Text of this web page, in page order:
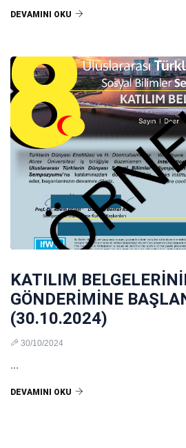
DEVAMINI OKU
KATILIM
GÖNDERİMİNE
(30.10.2024)
30/10/2024
...
DEVAMINI OKU